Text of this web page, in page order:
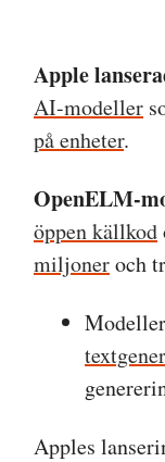
Apple
AI-modeller
på enheter.
OpenELM-
öppen källkod
miljoneroch
Apples